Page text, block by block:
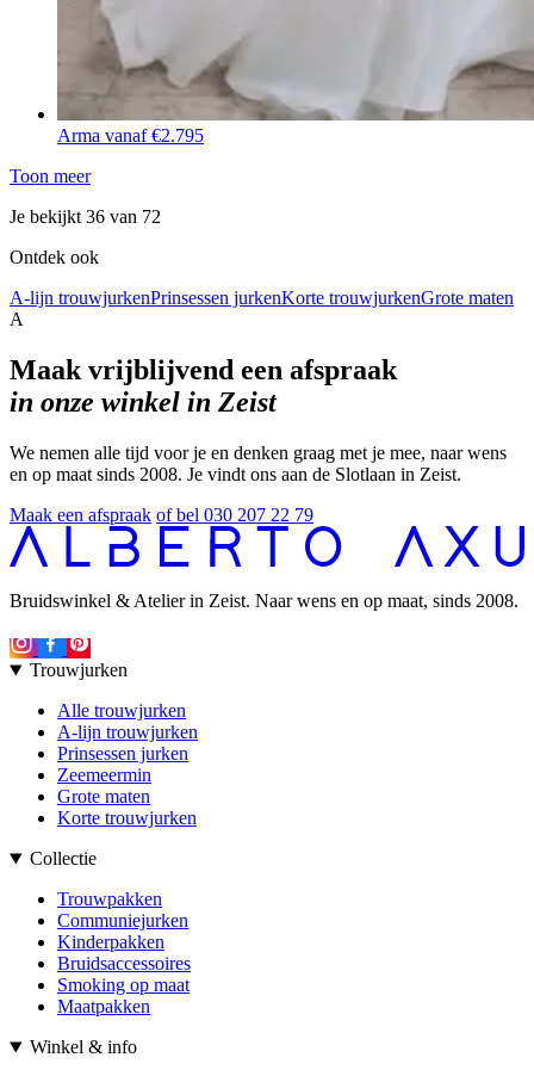
Arma vanaf €2.795
Toon meer
Je bekijkt 36 van 72
Ontdek ook
A-lijn trouwjurkenPrinsessen jurkenKorte trouwjurkenGrote maten
A
Maak vrijblijvend een afspraak
in onze winkel in Zeist
We nemen alle tijd voor je en denken graag met je mee, naar wens
en op maat sinds 2008. Je vindt ons aan de Slotlaan in Zeist.
Maak een afspraak of bel 030 207 22 79
Bruidswinkel & Atelier in Zeist. Naar wens en op maat, sinds 2008.
Trouwjurken
Alle trouwjurken
A-lijn trouwjurken
Prinsessen jurken
Zeemeermin
Grote maten
Korte trouwjurken
Collectie
Trouwpakken
Communiejurken
Kinderpakken
Bruidsaccessoires
Smoking op maat
Maatpakken
Winkel & info